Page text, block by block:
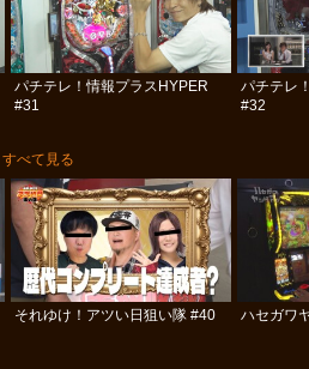
パチテレ！情報プラスHYPER
#31
パチテレ
#32
すべて見る
それゆけ！アツい日狙い隊 #40 ハセガワ